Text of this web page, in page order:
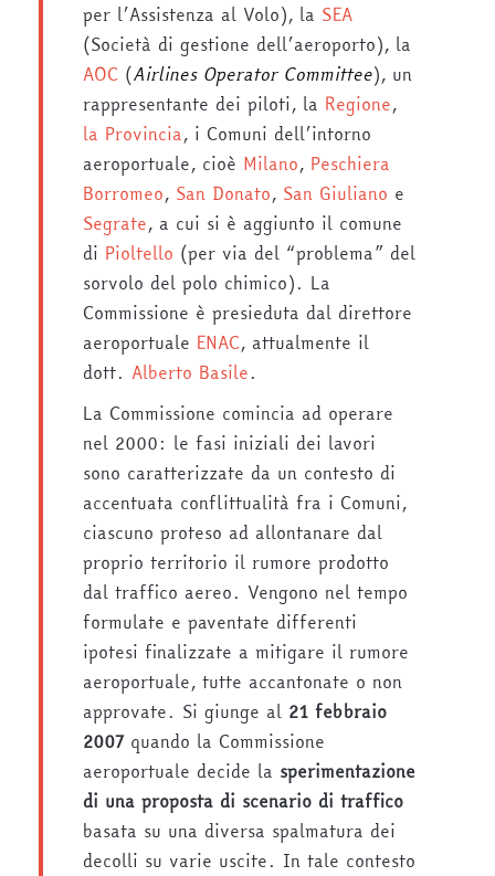
per l’Assistenza al Volo), la SEA
(Società di gestione dell’aeroporto), la
AOC (Airlines Operator Committee), un
rappresentante dei piloti, la Regione,
la Provincia, i Comuni dell’intorno
aeroportuale, cioè Milano, Peschiera
Borromeo, San Donato, San Giuliano e
Segrate, a cui si è aggiunto il comune
di Pioltello (per via del “problema” del
sorvolo del polo chimico). La
Commissione è presieduta dal direttore
aeroportuale ENAC, attualmente il
dott. Alberto Basile.
La Commissione comincia ad operare
nel 2000: le fasi iniziali dei lavori
sono caratterizzate da un contesto di
accentuata conflittualità fra i Comuni,
ciascuno proteso ad allontanare dal
proprio territorio il rumore prodotto
dal traffico aereo. Vengono nel tempo
formulate e paventate differenti
ipotesi finalizzate a mitigare il rumore
aeroportuale, tutte accantonate o non
approvate. Si giunge al 21 febbraio
2007quando la Commissione
aeroportuale decide la sperimentazione
di una proposta di scenario di traffico
basata su una diversa spalmatura dei
decolli su varie uscite. In tale contesto